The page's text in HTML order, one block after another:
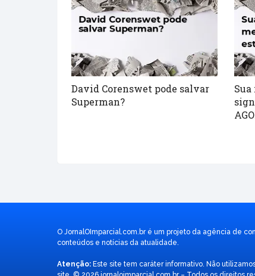
David Corenswet pode salvar
Superman?
O JornalOImparcial.com.br é um projeto da agência de
conteúdos e notícias da atualidade.
Atenção: Este site tem caráter informativo. Não